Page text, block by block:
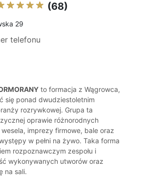
(68)
29
telefonu
to formacja z Wągrowca,
się ponad dwudziestoletnim
rozrywkowej. Grupa ta
oprawie różnorodnych
imprezy firmowe, bale oraz
w pełni na żywo. Taka forma
rozpoznawczym zespołu i
wykonywanych utworów oraz
na sali.